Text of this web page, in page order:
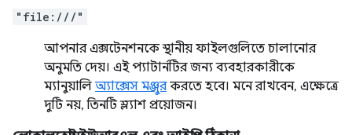
"file:///"
আপনার এক্সটেনশনকে স্থানীয় ফাইলগুলিতে চালানোর
অনুমতি দেয়। এই প্যাটার্নটির জন্য ব্যবহারকারীকে
ম্যানুয়ালি অ্যাক্সেস মঞ্জুরকরতে হবে। মনে রাখবেন, এক্ষেত্রে
দুটি নয়, তিনটি স্ল্যাশ প্রয়োজন।